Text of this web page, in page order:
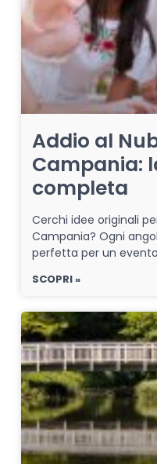
Addio al
Campania:
completa
Cerchi idee originali
Campania? Ogni
perfetta per un
SCOPRI »